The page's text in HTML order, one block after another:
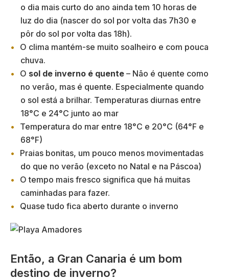
o dia mais curto do ano ainda tem 10 horas de
luz do dia (nascer do sol por volta das 7h30 e
pôr do sol por volta das 18h).
O clima mantém-se muito soalheiro e com pouca
chuva.
O sol de inverno é quente – Não é quente como
no verão, mas é quente. Especialmente quando
o sol está a brilhar. Temperaturas diurnas entre
18°C e 24°C junto ao mar
Temperatura do mar entre 18°C e 20°C (64°F e
68°F)
Praias bonitas, um pouco menos movimentadas
do que no verão (exceto no Natal e na Páscoa)
O tempo mais fresco significa que há muitas
caminhadas para fazer.
Quase tudo fica aberto durante o inverno
Então, a Gran Canaria é um bom
destino de inverno?